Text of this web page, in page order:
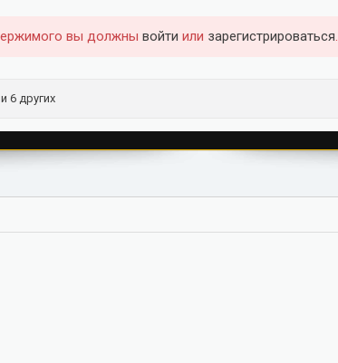
вы должны войти или зарегистрироваться.
и 6 других